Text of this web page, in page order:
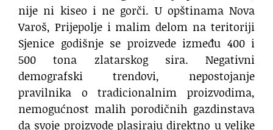
nije ni kiseo i ne gorči. U opštinama Nova
Varoš, Prijepolje i malim delom na teritoriji
Sjenice godišnje se proizvede između 400 i
500 tona zlatarskog sira. Negativni
demografski trendovi, nepostojanje
pravilnika o tradicionalnim proizvodima,
nemogućnost malih porodičnih gazdinstava
da svoje proizvode plasiraju direktno u velike